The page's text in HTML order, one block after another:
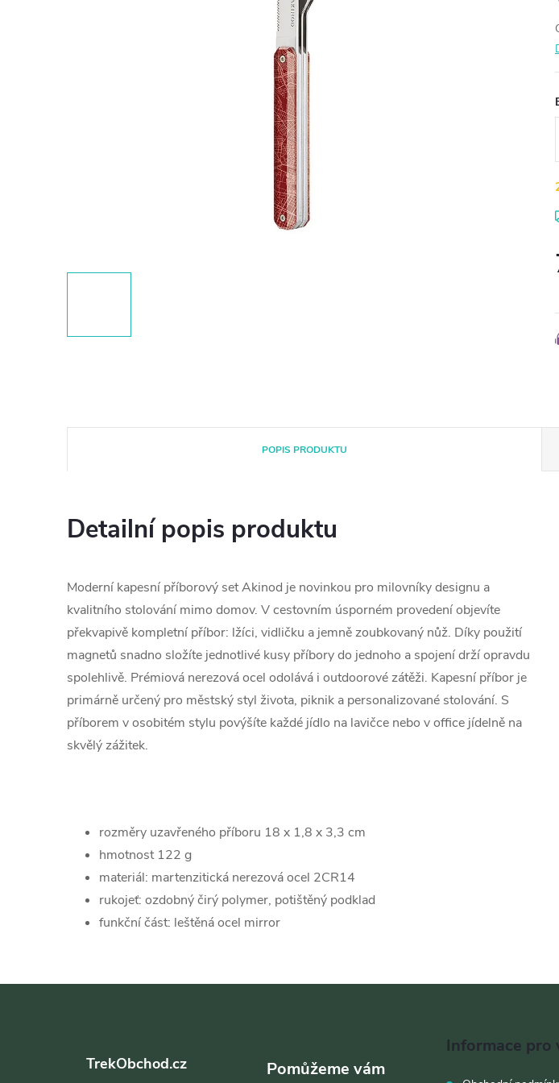
POPIS PRODUKTU
Detailní popis produktu
Moderní kapesní příborový set Akinod je novinkou pro milovníky designu a
kvalitního stolování mimo domov. V cestovním úsporném provedení objevíte
překvapivě kompletní příbor: lžíci, vidličku a jemně zoubkovaný nůž. Díky použití
magnetů snadno složíte jednotlivé kusy příbory do jednoho a spojení drží opravdu
spolehlivě. Prémiová nerezová ocel odolává i outdoorové zátěži. Kapesní příbor je
primárně určený pro městský styl života, piknik a personalizované stolování. S
příborem v osobitém stylu povýšíte každé jídlo na lavičce nebo v office jídelně na
skvělý zážitek.
rozměry uzavřeného příboru 18 x 1,8 x 3,3 cm
hmotnost 122 g
materiál: martenzitická nerezová ocel 2CR14
rukojeť: ozdobný čirý polymer, potištěný podklad
funkční část: leštěná ocel mirror
TrekObchod.cz
Informace pro